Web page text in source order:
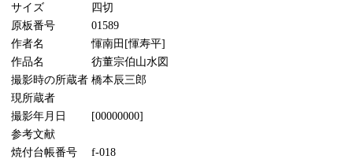
サイズ
四切
原板番号
01589
作者名
惲南田[惲寿平]
作品名
彷董宗伯山水図
撮影時の所蔵者 橋本辰三郎
現所蔵者
撮影年月日
[00000000]
参考文献
焼付台帳番号
f-018